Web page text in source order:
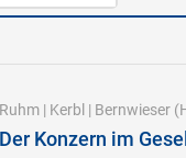
Ruhm| Kerbl | Bernwieser
Der Konzern im